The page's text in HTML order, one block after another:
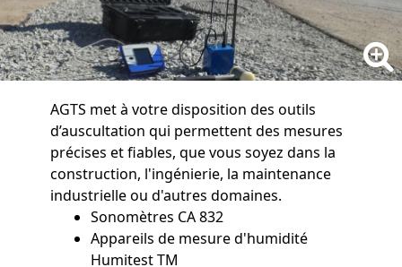
AGTS met à votre disposition des outils
d’auscultation qui permettent des mesures
précises et fiables, que vous soyez dans la
construction, l'ingénierie, la maintenance
industrielle ou d'autres domaines.
Sonomètres CA 832
Appareils de mesure d'humidité
Humitest TM